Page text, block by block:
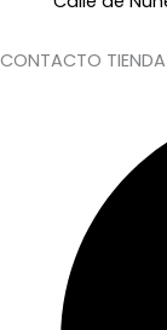
CONTACTO TIENDA